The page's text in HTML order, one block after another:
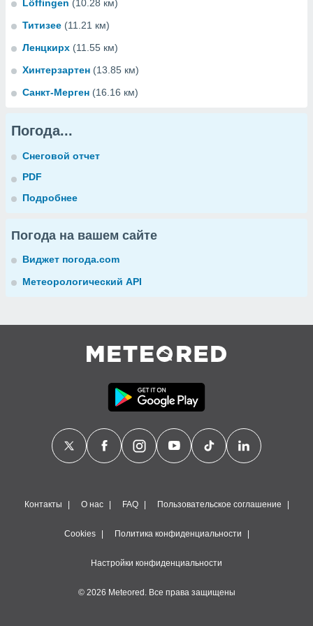
Löffingen (10.28 км)
Титизее (11.21 км)
Ленцкирх (11.55 км)
Хинтерзартен (13.85 км)
Санкт-Мерген (16.16 км)
Погода...
Снеговой отчет
PDF
Подробнее
Погода на вашем сайте
Виджет погода.com
Метеорологический API
Контакты О нас FAQ Пользовательское соглашение
Cookies Политика конфиденциальности
Настройки конфиденциальности
© 2026 Meteored. Все права защищены